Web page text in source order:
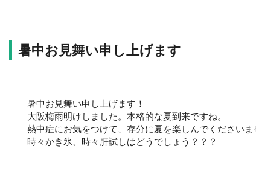
暑中お見舞い申し上げます
暑中お見舞い申し上げます！
大阪梅雨明けしました。本格的な夏到来ですね。
熱中症にお気をつけて、存分に夏を楽しんでくださいま
時々かき氷、時々肝試しはどうでしょう？？？